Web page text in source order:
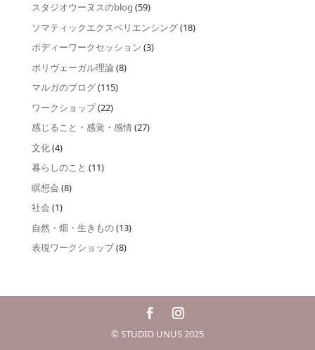
スタジオウーヌスのblog (59)
ソマティックエクスペリエンシング(18)
ボディーワークセッション (3)
ポリヴェーガル理論(8)
マルガのブログ(115)
ワークショップ(22)
感じること・感覚・感情(27)
文化(4)
暮らしのこと (11)
瞑想会 (8)
社会 (1)
自然・畑・生きもの(13)
表現ワークショップ(8)
© STUDIO UNUS 2025